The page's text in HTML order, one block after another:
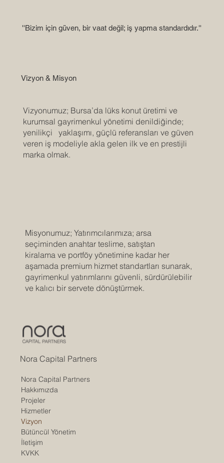
''Bizim için güven, bir vaat değil; iş yapma standardıdır.''
Vizyon & Misyon
Vizyonumuz; Bursa’da lüks konut üretimi ve
kurumsal gayrimenkul yönetimi denildiğinde;
yenilikçi yaklaşımı, güçlü referansları ve güven
veren iş modeliyle akla gelen ilk ve en prestijli
marka olmak.
Misyonumuz; Yatırımcılarımıza; arsa
seçiminden anahtar teslime, satıştan
kiralama ve portföy yönetimine kadar her
aşamada premium hizmet standartları sunarak,
gayrimenkul yatırımlarını güvenli, sürdürülebilir
ve kalıcı bir servete dönüştürmek.
Nora Capital Partners
Nora Capital Partners
Hakkımızda
Projeler
Hizmetler
Vizyon
Bütüncül Yönetim
İletişim
KVKK